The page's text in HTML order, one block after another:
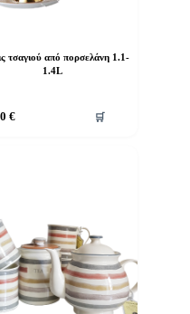
τσαγιού από πορσελάνη 1.1-
1.4L
€ 🛒